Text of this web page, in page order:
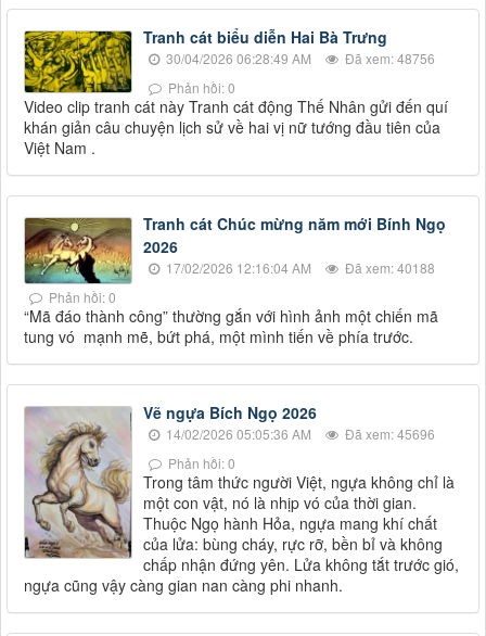
Tranh cát biểu diễn Hai Bà Trưng
30/04/2026 06:28:49 AM
Đã xem: 48756
Phản hồi: 0
Video clip tranh cát này Tranh cát động Thế Nhân gửi đến quí
khán giản câu chuyện lịch sử về hai vị nữ tướng đầu tiên của
Việt Nam .
Tranh cát Chúc mừng năm mới Bính Ngọ
2026
17/02/2026 12:16:04 AM
Đã xem: 40188
Phản hồi: 0
“Mã đáo thành công” thường gắn với hình ảnh một chiến mã
tung vó mạnh mẽ, bứt phá, một mình tiến về phía trước.
Vẽ ngựa Bích Ngọ 2026
14/02/2026 05:05:36 AM
Đã xem: 45696
Phản hồi: 0
Trong tâm thức người Việt, ngựa không chỉ là
một con vật, nó là nhịp vó của thời gian.
Thuộc Ngọ hành Hỏa, ngựa mang khí chất
của lửa: bùng cháy, rực rỡ, bền bỉ và không
chấp nhận đứng yên. Lửa không tắt trước gió,
ngựa cũng vậy càng gian nan càng phi nhanh.